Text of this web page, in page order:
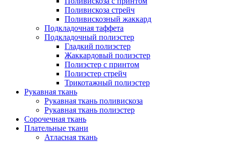
Поливискоза стрейч
Поливискозный жаккард
Подкладочная таффета
Подкладочный полиэстер
Гладкий полиэстер
Жаккардовый полиэстер
Полиэстер с принтом
Полиэстер стрейч
Трикотажный полиэстер
Рукавная ткань
Рукавная ткань поливискоза
Рукавная ткань полиэстер
Сорочечная ткань
Плательные ткани
Атласная ткань